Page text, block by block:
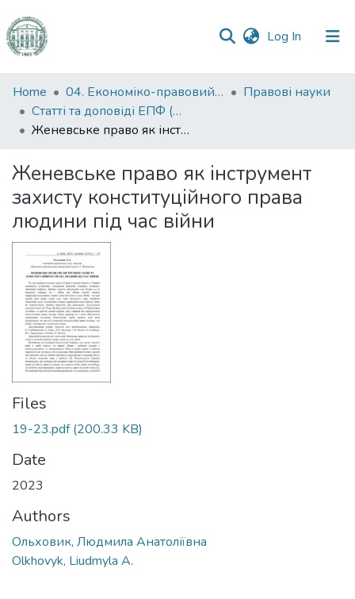
Log In (current)
Communities
&
Collections
Statistics
Home 04. Економіко-правовий факультет
Правові науки
Статті та доповіді ЕПФ (Правові науки)
Женевське право як інструмент захисту конституційного права людини під час війни
Женевське право як інструмент
захисту конституційного права
людини під час війни
Files
19-23.pdf(200.33 KB)
Date
2023
Authors
Ольховик, Людмила Анатоліївна
Olkhovyk, Liudmyla A.